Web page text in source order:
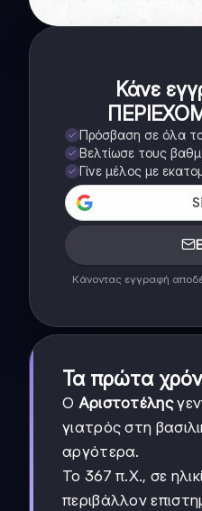
Κάνε
Πρόσβαση σε όλα
Βελτίωσε τους
Γίνε μέλος με
Κάνοντας εγγραφή
Τα πρώτα
Ο Αριστοτέλης
γιατρός στη
αργότερα.
Το 367 π.Χ., σε
περιβάλλον